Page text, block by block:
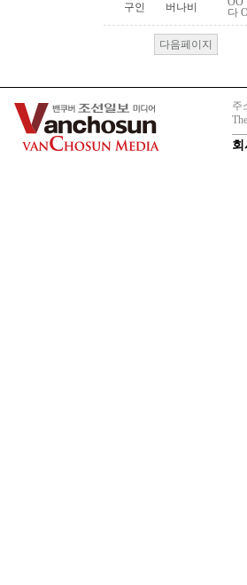
구인 버나비
다
다음페이지
주
회